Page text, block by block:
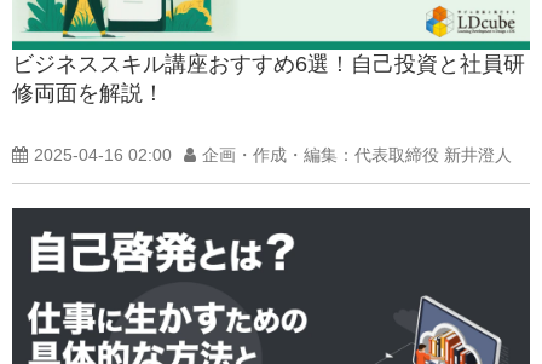
ビジネススキル講座おすすめ6選！自己投資と社員研
修両面を解説！
2025-04-16 02:00 企画・作成・編集：代表取締役 新井澄人